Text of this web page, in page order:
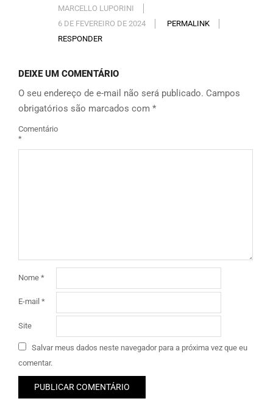
MARCELLO LUPORINI
6 DE FEVEREIRO DE 2024
PERMALINK
RESPONDER
DEIXE UM COMENTÁRIO
O seu endereço de e-mail não será publicado. Campos
obrigatórios são marcados com *
Comentário
*
Nome *
E-mail *
Site
Salvar meus dados neste navegador para a próxima vez que eu
comentar.